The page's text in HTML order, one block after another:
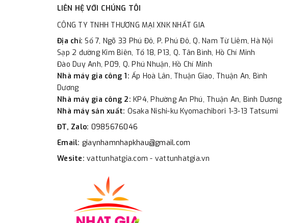
LIÊN HỆ VỚI CHÚNG TÔI
CÔNG TY TNHH THƯƠNG MẠI XNK NHẤT GIA
Địa chỉ:Số 7, Ngõ 33 Phú Đô, P. Phú Đô, Q. Nam Từ Liêm, Hà Nội
Sạp 2 đường Kim Biên, Tổ 18, P13, Q. Tân Bình, Hồ Chí Minh
Đào Duy Anh, P09, Q. Phú Nhuận, Hồ Chí Minh
Nhà máy gia công 1: Ấp Hoà Lân, Thuận Giao, Thuận An, Bình
Dương
Nhà máy gia công 2: KP4, Phường An Phú, Thuận An, Bình Dương
Nhà máy sản xuất: Osaka Nishi-ku Kyomachibori 1-3-13 Tatsumi
ĐT, Zalo: 0985676046
Email: giaynhamnhapkhau@gmail.com
Wesite: vattunhatgia.com - vattunhatgia.vn